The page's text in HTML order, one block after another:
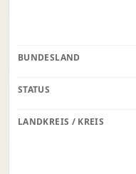
BUNDESLAND
STATUS
LANDKREIS / KREIS